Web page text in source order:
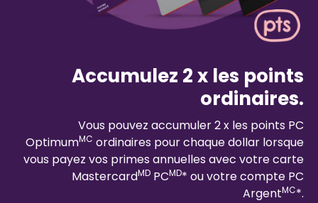
Accumulez 2 x les points
ordinaires.
Vous pouvez accumuler 2 x les points PC
OptimumMC ordinaires pour chaque dollar lorsque
vous payez vos primes annuelles avec votre carte
MastercardMD PCMD* ou votre compte PC
ArgentMC*.